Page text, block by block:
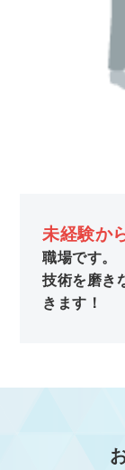
未経験か
職場です。
技術を磨き
きます！